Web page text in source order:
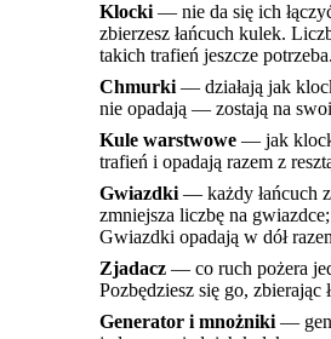
Klocki — nie da się ich
zbierzesz łańcuch kulek.
takich trafień jeszcze potrzeba.
Chmurki — działają jak
nie opadają — zostają na
Kule warstwowe — jak
trafień i opadają razem z
Gwiazdki — każdy łańcuch
zmniejsza liczbę na
Gwiazdki opadają w dół
Zjadacz — co ruch pożera
Pozbędziesz się go, zbierając
Generator i mnożniki —